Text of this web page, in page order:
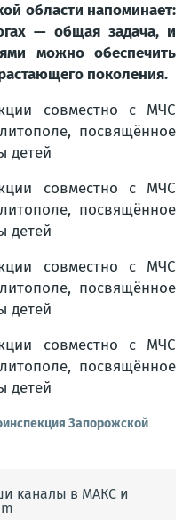
области напоминает:
— общая задача, и
можно обеспечить
поколения.
Запорожской
каналы в МАКС и